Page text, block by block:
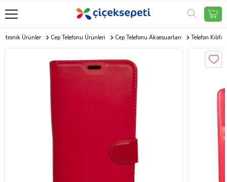
Ürünler Cep Telefonu Ürünleri Cep Telefonu Aksesuarları Telefon Kılıfı